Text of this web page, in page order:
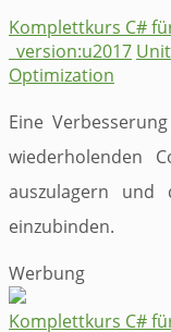
Komplettkurs ​C#
_version:u2017
Optimization
Eine
wiederholenden
auszulagern und
einzubinden.
Werbung
Komplettkurs ​C#